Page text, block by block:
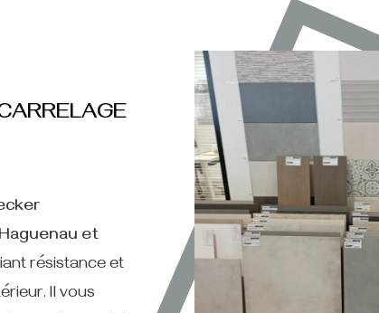
et
résistance et
Il vous